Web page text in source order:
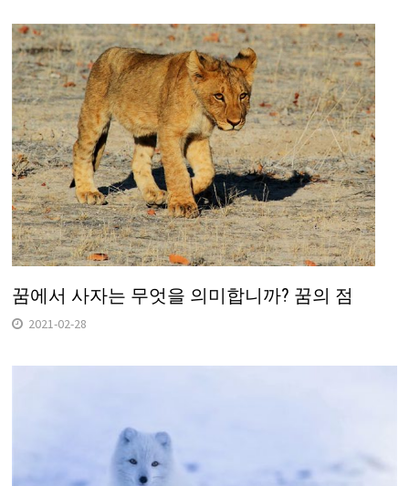
꿈에서 사자는 무엇을 의미합니까? 꿈의 점
2021-02-28